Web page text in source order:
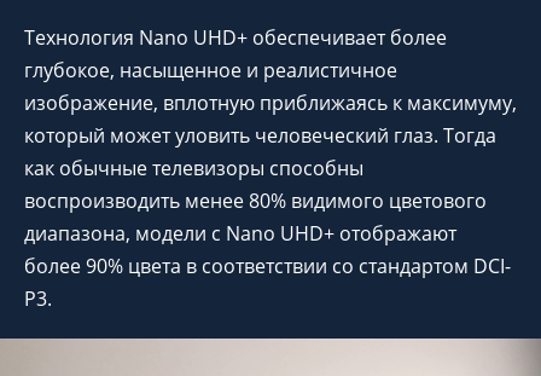
Технология Nano UHD+ обеспечивает более
глубокое, насыщенное и реалистичное
изображение, вплотную приближаясь к максимуму,
который может уловить человеческий глаз. Тогда
как обычные телевизоры способны
воспроизводить менее 80% видимого цветового
диапазона, модели с Nano UHD+ отображают
более 90% цвета в соответствии со стандартом DCI-
P3.